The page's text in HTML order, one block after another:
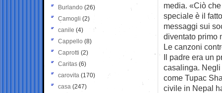
media. «Ciò
speciale è il
messaggi sui
diventato primo
Le canzoni
Il padre era un
casalinga.
come Tupac
civile in Nepal
Burlando (26)
Camogli (2)
canile (4)
Cappello (8)
Caprotti (2)
Caritas (6)
carovita (170)
casa (247)